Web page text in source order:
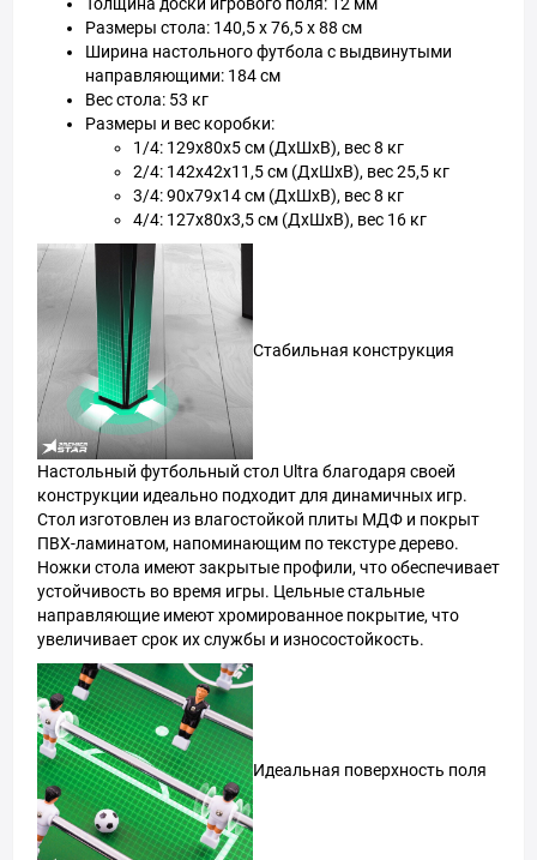
Размеры стола: 140,5 x 76,5 x 88 см
Ширина настольного футбола с выдвинутыми
направляющими: 184 см
Вес стола: 53 кг
Размеры и вес коробки:
1/4: 129x80x5 см (ДхШхВ), вес 8 кг
2/4: 142x42x11,5 см (ДхШхВ), вес 25,5 кг
3/4: 90x79x14 см (ДхШхВ), вес 8 кг
4/4: 127x80x3,5 см (ДхШхВ), вес 16 кг
Стабильная конструкция
Настольный футбольный стол Ultra благодаря своей
конструкции идеально подходит для динамичных игр.
Стол изготовлен из влагостойкой плиты МДФ и покрыт
ПВХ-ламинатом, напоминающим по текстуре дерево.
Ножки стола имеют закрытые профили, что обеспечивает
устойчивость во время игры. Цельные стальные
направляющие имеют хромированное покрытие, что
увеличивает срок их службы и износостойкость.
Идеальная поверхность поля